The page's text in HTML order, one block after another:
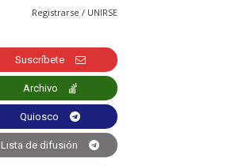
Registrarse / UNIRSE
Suscríbete
Archivo
Quiosco
Lista de difusión